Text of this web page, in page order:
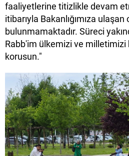
faaliyetlerine titizlikle devam
itibarıyla Bakanlığımıza
bulunmamaktadır. Süreci
Rabb'im ülkemizi ve
korusun."